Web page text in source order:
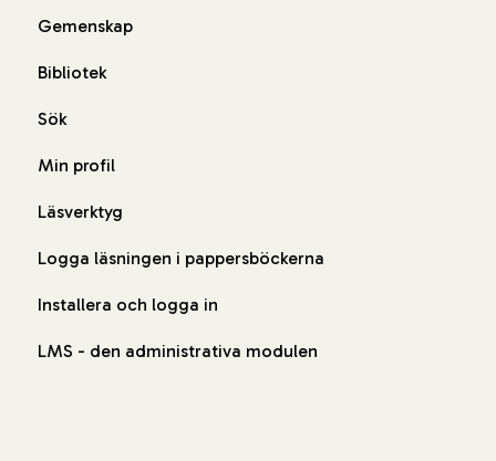
Gemenskap
Bibliotek
Sök
Min profil
Läsverktyg
Logga läsningen i pappersböckerna
Installera och logga in
LMS - den administrativa modulen